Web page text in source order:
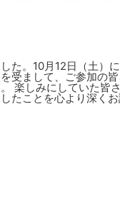
た。10月12日（土）
受まして、ご参加の
楽しみにしていた皆
たことを心より深く